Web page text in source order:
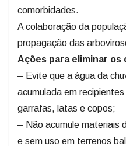
A colaboração da
propagação das
Ações para eliminar
– Evite que a água da
acumulada em
garrafas, latas e copos;
– Não acumule materiais
e sem uso em terrenos
– Trate adequadamente